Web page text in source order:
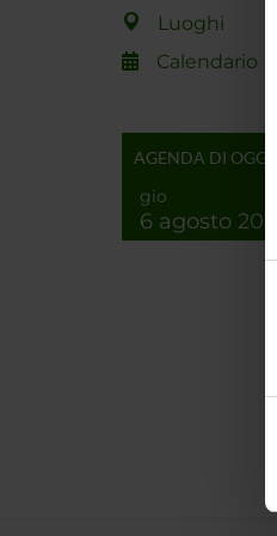
Luoghi
Calendario
AGENDA DI OGGI
gio
6 agosto 2026